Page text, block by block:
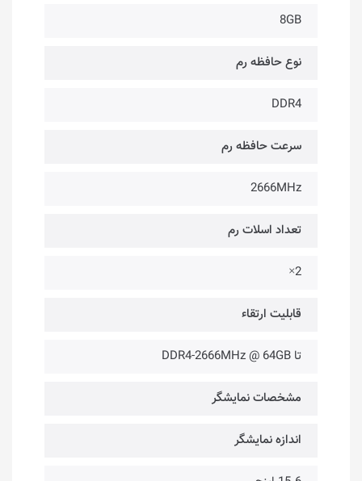
8GB
نوع حافظه رم
DDR4
سرعت حافظه رم
2666MHz
تعداد اسلات رم
2×
قابلیت ارتقاء
تا DDR4-2666MHz @ 64GB
مشخصات نمایشگر
اندازه نمایشگر